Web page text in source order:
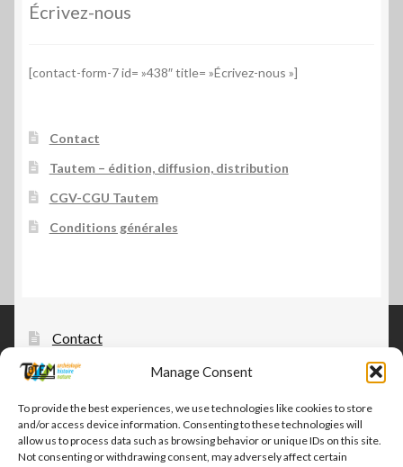
Manage Consent
To provide the best experiences, we use technologies like cookies to store
and/or access device information. Consenting to these technologies will
allow us to process data such as browsing behavior or unique IDs on this site.
Not consenting or withdrawing consent, may adversely affect certain
Écrivez-nous
[contact-form-7 id= »438″ title= »Écrivez-nous »]
Contact
Tautem – édition, diffusion, distribution
CGV-CGU Tautem
Conditions générales
Contact
Tautem – édition, diffusion, distribution
CGV-CGU Tautem
Conditions générales